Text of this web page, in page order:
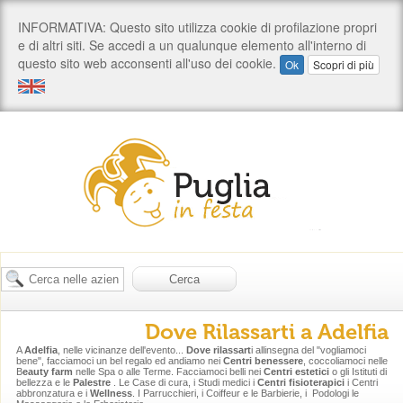
Dove Rilassarti a Adelfia
AAdelfia , nelle vicinanze dell'evento... Dove rilassarti allinsegna del "vogliamoci
bene", facciamoci un bel regalo ed andiamo nei Centri benessere , coccoliamoci nelle
Beauty farm nelle Spa o alle Terme. Facciamoci belli nei Centri estetici o gli Istituti di
bellezza e le Palestre . Le Case di cura, i Studi medici i Centri fisioterapici i Centri
abbronzatura e i Wellness . I Parrucchieri, i Coiffeur e le Barbierie, i Podologi le